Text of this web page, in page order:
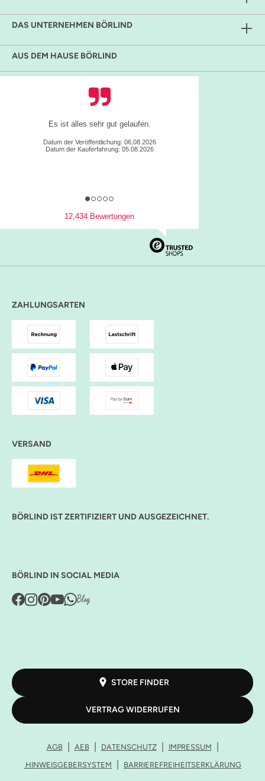
DAS UNTERNEHMEN BÖRLIND
AUS DEM HAUSE BÖRLIND
Einfache Handhabung gute Übersicht, tolle
Julia B., Eschbronn
12,434 Bewertungen
ZAHLUNGSARTEN
VERSAND
BÖRLIND IST ZERTIFIZIERT UND AUSGEZEICHNET.
BÖRLIND IN SOCIAL MEDIA
STORE FINDER
VERTRAG WIDERRUFEN
AGB AEB DATENSCHUTZ
IMPRESSUM
HINWEISGEBERSYSTEM
BARRIEREFREIHEITSERKLÄRUNG